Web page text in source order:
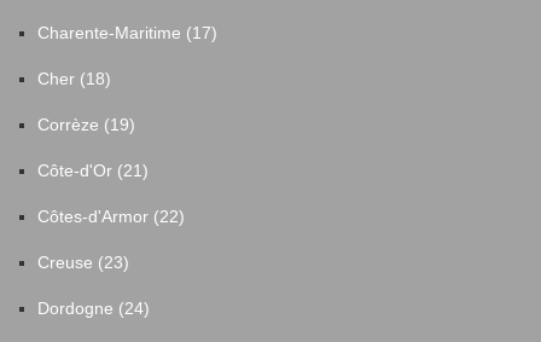
Charente-Maritime (17)
Cher (18)
Corrèze (19)
Côte-d'Or (21)
Côtes-d'Armor (22)
Creuse (23)
Dordogne (24)